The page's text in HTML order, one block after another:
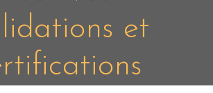
et